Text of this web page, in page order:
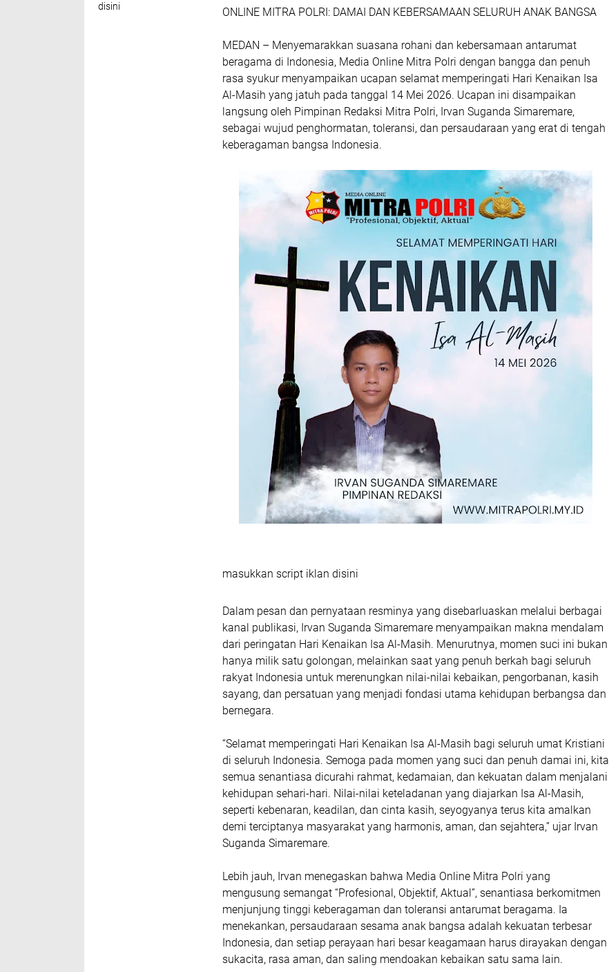
disini
ONLINE MITRA POLRI: DAMAI DAN KEBERSAMAAN SELURUH ANAK BANGSA
MEDAN – Menyemarakkan suasana rohani dan kebersamaan antarumat
beragama di Indonesia, Media Online Mitra Polri dengan bangga dan penuh
rasa syukur menyampaikan ucapan selamat memperingati Hari Kenaikan Isa
Al-Masih yang jatuh pada tanggal 14 Mei 2026. Ucapan ini disampaikan
langsung oleh Pimpinan Redaksi Mitra Polri, Irvan Suganda Simaremare,
sebagai wujud penghormatan, toleransi, dan persaudaraan yang erat di tengah
keberagaman bangsa Indonesia.
masukkan script iklan disini
Dalam pesan dan pernyataan resminya yang disebarluaskan melalui berbagai
kanal publikasi, Irvan Suganda Simaremare menyampaikan makna mendalam
dari peringatan Hari Kenaikan Isa Al-Masih. Menurutnya, momen suci ini bukan
hanya milik satu golongan, melainkan saat yang penuh berkah bagi seluruh
rakyat Indonesia untuk merenungkan nilai-nilai kebaikan, pengorbanan, kasih
sayang, dan persatuan yang menjadi fondasi utama kehidupan berbangsa dan
bernegara.
“Selamat memperingati Hari Kenaikan Isa Al-Masih bagi seluruh umat Kristiani
di seluruh Indonesia. Semoga pada momen yang suci dan penuh damai ini, kita
semua senantiasa dicurahi rahmat, kedamaian, dan kekuatan dalam menjalani
kehidupan sehari-hari. Nilai-nilai keteladanan yang diajarkan Isa Al-Masih,
seperti kebenaran, keadilan, dan cinta kasih, seyogyanya terus kita amalkan
demi terciptanya masyarakat yang harmonis, aman, dan sejahtera,” ujar Irvan
Suganda Simaremare.
Lebih jauh, Irvan menegaskan bahwa Media Online Mitra Polri yang
mengusung semangat “Profesional, Objektif, Aktual”, senantiasa berkomitmen
menjunjung tinggi keberagaman dan toleransi antarumat beragama. Ia
menekankan, persaudaraan sesama anak bangsa adalah kekuatan terbesar
Indonesia, dan setiap perayaan hari besar keagamaan harus dirayakan dengan
sukacita, rasa aman, dan saling mendoakan kebaikan satu sama lain.